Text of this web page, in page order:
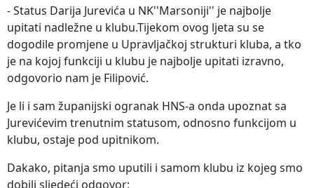
- Status Darija Jurevića u NK''Marsoniji'' je najbolje
upitati nadležne u klubu.Tijekom ovog ljeta su se
dogodile promjene u Upravljačkoj strukturi kluba, a tko
je na kojoj funkciji u klubu je najbolje upitati izravno,
odgovorio nam je Filipović.
Je li i sam županijski ogranak HNS-a onda upoznat sa
Jurevićevim trenutnim statusom, odnosno funkcijom u
klubu, ostaje pod upitnikom.
Dakako, pitanja smo uputili i samom klubu iz kojeg smo
dobili sljedeći odgovor: